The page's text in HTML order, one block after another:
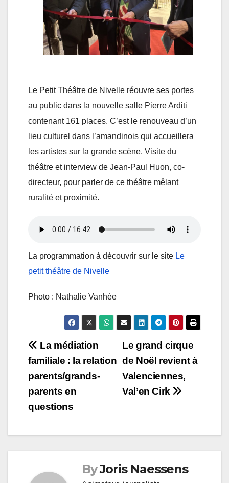
Le Petit Théâtre de Nivelle réouvre ses portes
au public dans la nouvelle salle Pierre Arditi
contenant 161 places. C’est le renouveau d’un
lieu culturel dans l’amandinois qui accueillera
les artistes sur la grande scène. Visite du
théâtre et interview de Jean-Paul Huon, co-
directeur, pour parler de ce théâtre mêlant
ruralité et proximité.
La programmation à découvrir sur le site Le
petit théâtre de Nivelle
Photo : Nathalie Vanhée
Navigation
de
l’article
Le grand cirque
de Noël revient à
Valenciennes,
Val’en Cirk
La médiation
familiale : la relation
parents/grands-
parents en
questions
ByJoris Naessens